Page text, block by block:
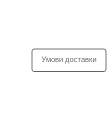
Умови доставки